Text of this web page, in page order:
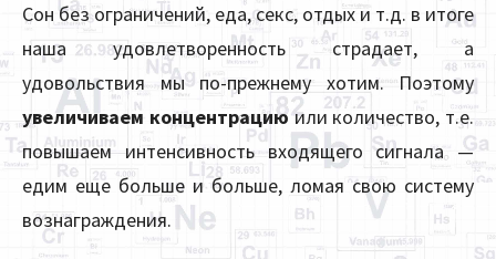
Сон без ограничений, еда, секс, отдых и т.д. в итоге
наша удовлетворенность страдает, а
удовольствия мы по-прежнему хотим. Поэтому
увеличиваем концентрациюили количество, т.е.
повышаем интенсивность входящего сигнала —
едим еще больше и больше, ломая свою систему
вознаграждения.